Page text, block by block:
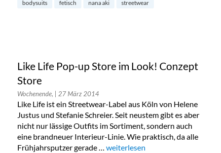
bodysuits fetisch nana aki streetwear
Like Life Pop-up Store im Look! Conzept
Store
Wochenende, | 27 März 2014
Like Life ist ein Streetwear-Label aus Köln von Helene
Justus und Stefanie Schreier. Seit neustem gibt es aber
nicht nur lässige Outfits im Sortiment, sondern auch
eine brandneuer Interieur-Linie. Wie praktisch, da alle
Frühjahrsputzer gerade … „Like Life Pop-up Store im Look!
weiterlesen